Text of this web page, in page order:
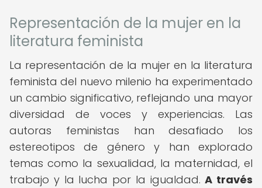
Representación de la mujer en la
literatura feminista
La representación de la mujer en la literatura
feminista del nuevo milenio ha experimentado
un cambio significativo, reflejando una mayor
diversidad de voces y experiencias. Las
autoras feministas han desafiado los
estereotipos de género y han explorado
temas como la sexualidad, la maternidad, el
trabajo y la lucha por la igualdad.A través